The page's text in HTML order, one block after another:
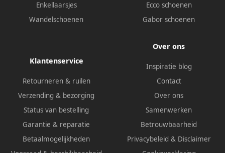
Enkellaarsjes
Wandelschoenen
Ecco schoenen
Gabor schoenen
Klantenservice
Retourneren & ruilen
Verzending & bezorging
Status van bestelling
Garantie & reparatie
Betaalmogelijkheden
Over ons
Inspiratie blog
Contact
Over ons
Samenwerken
Betrouwbaarheid
Privacybeleid & Disclaimer